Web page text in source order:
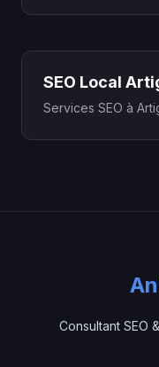
SEO Local
Services SEO à
Consultant SEO